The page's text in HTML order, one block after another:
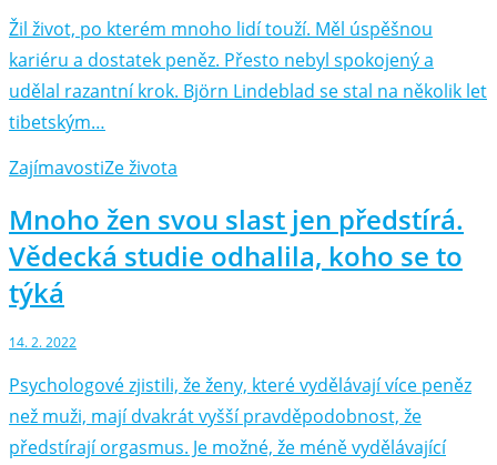
Žil život, po kterém mnoho lidí touží. Měl úspěšnou
kariéru a dostatek peněz. Přesto nebyl spokojený a
udělal razantní krok. Björn Lindeblad se stal na několik let
tibetským…
ZajímavostiZe života
Mnoho žen svou slast jen předstírá.
Vědecká studie odhalila, koho se to
týká
14. 2. 2022
Psychologové zjistili, že ženy, které vydělávají více peněz
než muži, mají dvakrát vyšší pravděpodobnost, že
předstírají orgasmus. Je možné, že méně vydělávající